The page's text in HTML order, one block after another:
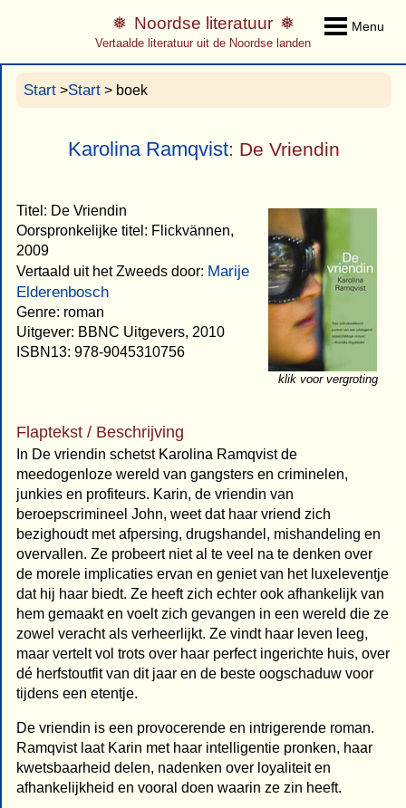
Menu
Noordse literatuur
Vertaalde literatuur uit de Noordse landen
Start >Start > boek
Karolina Ramqvist: De Vriendin
klik voor vergroting
Titel: De Vriendin
Oorspronkelijke titel: Flickvännen,
2009
Vertaald uit het Zweeds door: Marije
Elderenbosch
Genre: roman
Uitgever: BBNC Uitgevers, 2010
ISBN13: 978-9045310756
Flaptekst / Beschrijving
In De vriendin schetst Karolina Ramqvist de
meedogenloze wereld van gangsters en criminelen,
junkies en profiteurs. Karin, de vriendin van
beroepscrimineel John, weet dat haar vriend zich
bezighoudt met afpersing, drugshandel, mishandeling en
overvallen. Ze probeert niet al te veel na te denken over
de morele implicaties ervan en geniet van het luxeleventje
dat hij haar biedt. Ze heeft zich echter ook afhankelijk van
hem gemaakt en voelt zich gevangen in een wereld die ze
zowel veracht als verheerlijkt. Ze vindt haar leven leeg,
maar vertelt vol trots over haar perfect ingerichte huis, over
dé herfstoutfit van dit jaar en de beste oogschaduw voor
tijdens een etentje.
De vriendin is een provocerende en intrigerende roman.
Ramqvist laat Karin met haar intelligentie pronken, haar
kwetsbaarheid delen, nadenken over loyaliteit en
afhankelijkheid en vooral doen waarin ze zin heeft.